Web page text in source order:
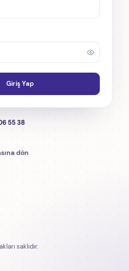
Giriş Yap
55 38
dön
saklıdır.